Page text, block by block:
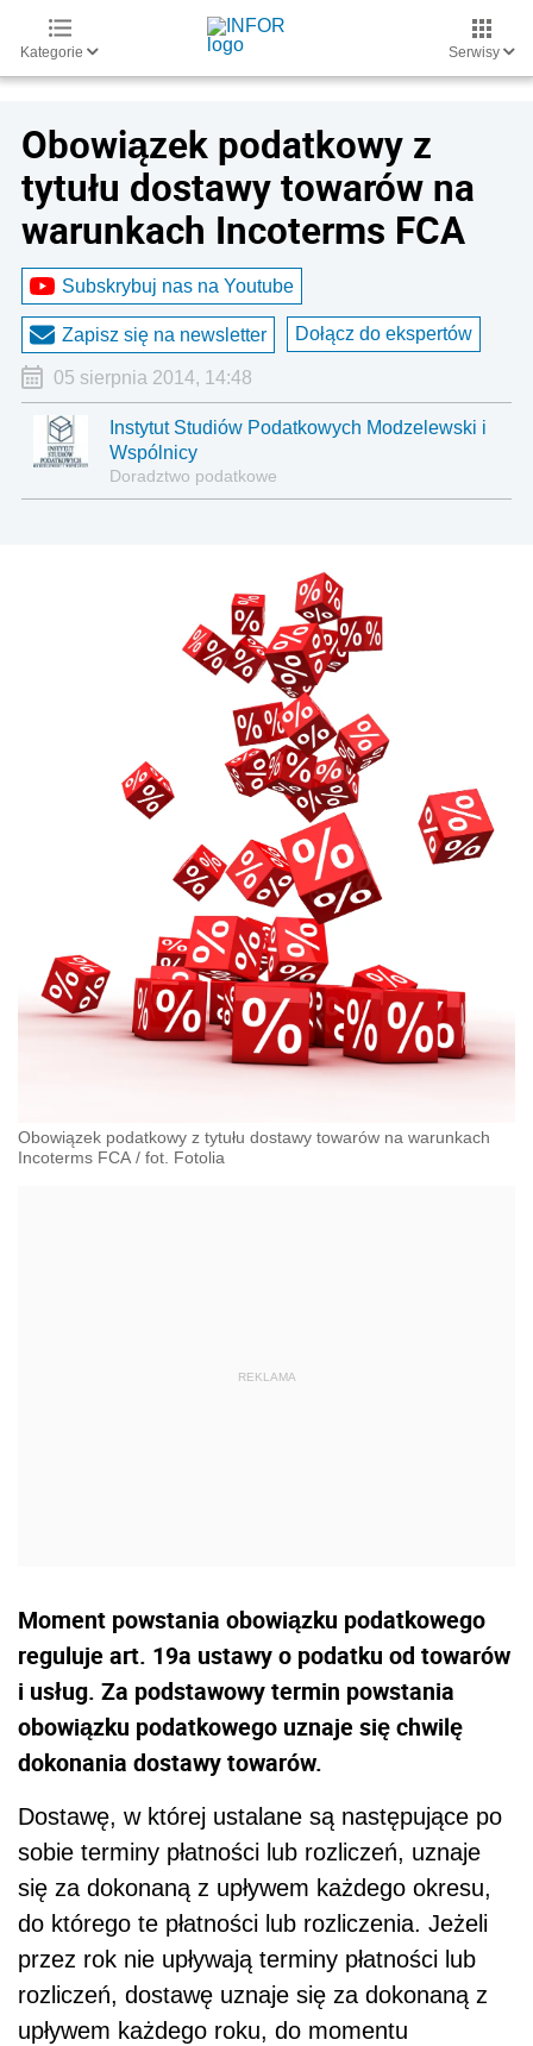
Kategorie Serwisy
Obowiązek podatkowy z
tytułu dostawy towarów na
warunkach Incoterms FCA
Subskrybuj nas na Youtube
Zapisz się na newsletter Dołącz do ekspertów
05 sierpnia 2014, 14:48
Instytut Studiów Podatkowych Modzelewski i
Wspólnicy
Doradztwo podatkowe
Obowiązek podatkowy z tytułu dostawy towarów na warunkach
Incoterms FCA / fot. Fotolia
Moment powstania obowiązku podatkowego
reguluje art. 19a ustawy o podatku od towarów
i usług. Za podstawowy termin powstania
obowiązku podatkowego uznaje się chwilę
dokonania dostawy towarów.
Dostawę, w której ustalane są następujące po
sobie terminy płatności lub rozliczeń, uznaje
się za dokonaną z upływem każdego okresu,
do którego te płatności lub rozliczenia. Jeżeli
przez rok nie upływają terminy płatności lub
rozliczeń, dostawę uznaje się za dokonaną z
upływem każdego roku, do momentu